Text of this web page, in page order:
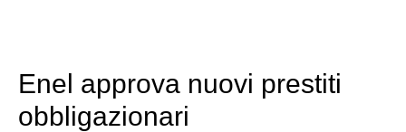
Enel approva nuovi prestiti
obbligazionari